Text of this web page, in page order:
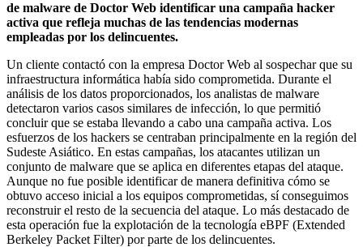
de malware de Doctor Web identificar una campaña hacker
activa que refleja muchas de las tendencias modernas
empleadas por los delincuentes.
Un cliente contactó con la empresa Doctor Web al sospechar que su
infraestructura informática había sido comprometida. Durante el
análisis de los datos proporcionados, los analistas de malware
detectaron varios casos similares de infección, lo que permitió
concluir que se estaba llevando a cabo una campaña activa. Los
esfuerzos de los hackers se centraban principalmente en la región del
Sudeste Asiático. En estas campañas, los atacantes utilizan un
conjunto de malware que se aplica en diferentes etapas del ataque.
Aunque no fue posible identificar de manera definitiva cómo se
obtuvo acceso inicial a los equipos comprometidas, sí conseguimos
reconstruir el resto de la secuencia del ataque. Lo más destacado de
esta operación fue la explotación de la tecnología eBPF (Extended
Berkeley Packet Filter) por parte de los delincuentes.